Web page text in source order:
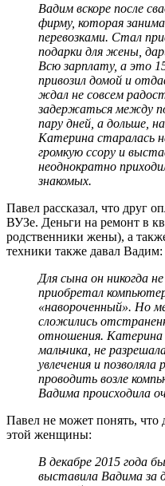
Вадим вскоре после
фирму, которая
перевозками. Стал
подарки для жены,
Всю зарплату, а это
привозил домой и
ждал не совсем
задержаться между
пару дней, а дольше,
Катерина старалась
громкую ссору и
неоднократно
знакомых.
Павел рассказал, что друг
ВУЗе. Деньги на ремонт в
родственники жены), а
техники также давал Вадим:
Для сына он никогда
приобретал
«навороченный». Но
сложились
отношения. Катерина
мальчика, не
увлечения и позволяла
проводить возле
Вадима происходила
Павел не может понять, что
этой женщины:
В декабре 2015 года
выставила Вадима за